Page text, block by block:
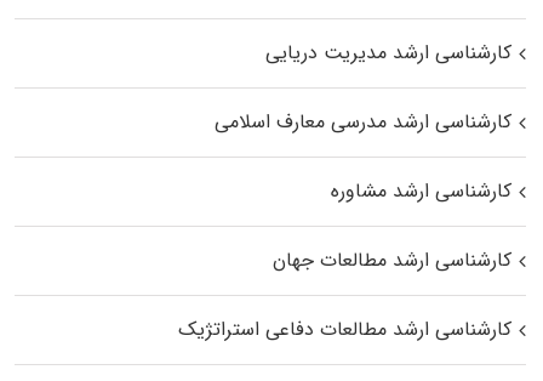
کارشناسی ارشد مدیریت دریایی
کارشناسی ارشد مدرسی معارف اسلامی
کارشناسی ارشد مشاوره
کارشناسی ارشد مطالعات جهان
کارشناسی ارشد مطالعات دفاعی استراتژیک